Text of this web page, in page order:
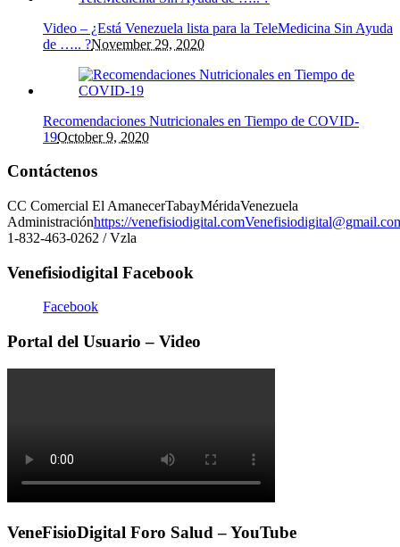
Video – ¿Está Venezuela lista para la TeleMedicina Sin Ayuda
de ….. ?November 29, 2020
Recomendaciones Nutricionales en Tiempo de COVID-
19October 9, 2020
Contáctenos
CC Comercial El AmanecerTabayMéridaVenezuela
Administraciónhttps://venefisiodigital.com
1-832-463-0262 / Vzla
Venefisiodigital Facebook
Facebook
Portal del Usuario – Video
VeneFisioDigital Foro Salud – YouTube